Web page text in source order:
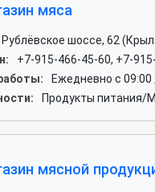
мяса
Рублёвское шоссе, 62
+7-915-466-45-60, +7-
Ежедневно с 09:00
Продукты питания/
мясной